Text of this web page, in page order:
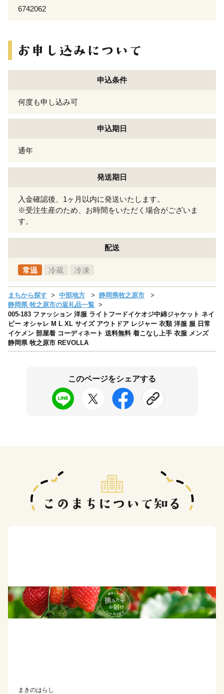
6742062
申込条件
何度も申し込み可
申込期日
通年
発送期日
入金確認後、1ヶ月以内に発送いたします。
※受注生産のため、お時間をいただく場合がございま
す。
配送
常温 冷蔵 冷凍
まちから探す 中部地方
静岡県牧之原市
静岡県 牧之原市の返礼品一覧
005-183 ファッション 洋服 ライトフードイケオジ中綿ジャケット ネイ
ビー オシャレ M L XL サイズ アウトドア レジャー 衣類 洋服 服 日常
イケメン 部屋着 コーディネート 送料無料 着こなし上手 衣服 メンズ
静岡県 牧之原市 REVOLLA
このページをシェアする
まきのはらし